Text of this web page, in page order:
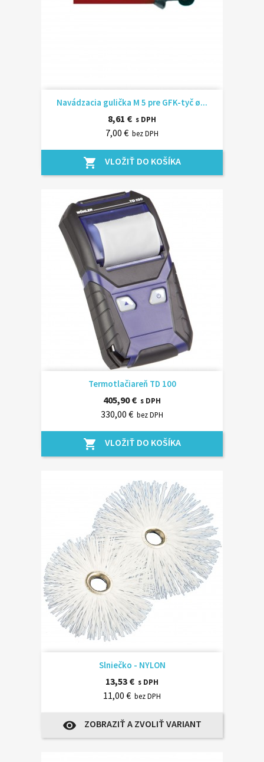
Navádzacia gulička M 5 pre GFK-tyč ø...
8,61 € s DPH
7,00 € bez DPH
shopping_cart VLOŽIŤ DO KOŠÍKA
Termotlačiareň TD 100
405,90 € s DPH
330,00 € bez DPH
shopping_cart VLOŽIŤ DO KOŠÍKA
Slniečko - NYLON
13,53 € s DPH
11,00 € bez DPH
visibility ZOBRAZIŤ A ZVOLIŤ VARIANT